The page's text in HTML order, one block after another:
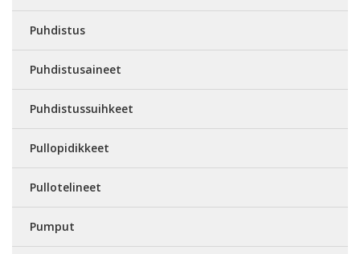
Puhdistus
Puhdistusaineet
Puhdistussuihkeet
Pullopidikkeet
Pullotelineet
Pumput